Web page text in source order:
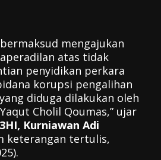
mengajukan
atas tidak
penyidikan perkara
korupsi pengalihan
diduga dilakukan oleh
Cholil Qoumas,” ujar
Kurniawan Adi
keterangan tertulis,